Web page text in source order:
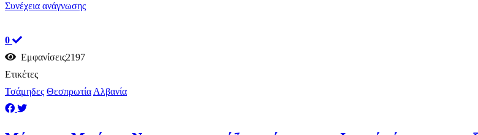
Συνέχεια ανάγνωσης
0
Εμφανίσεις2197
Ετικέτες
Τσάμηδες Θεσπρωτία Αλβανία